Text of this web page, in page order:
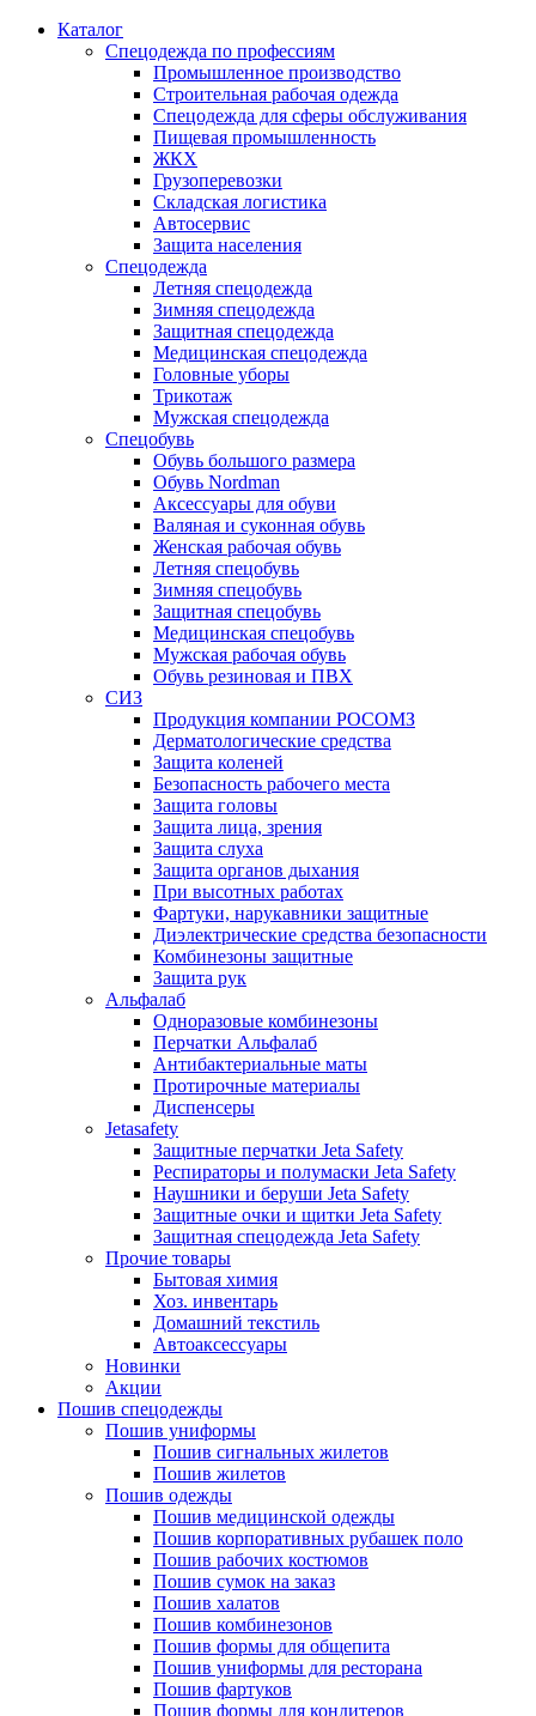
Каталог
Спецодежда по профессиям
Промышленное производство
Строительная рабочая одежда
Спецодежда для сферы обслуживания
Пищевая промышленность
ЖКХ
Грузоперевозки
Складская логистика
Автосервис
Защита населения
Спецодежда
Летняя спецодежда
Зимняя спецодежда
Защитная спецодежда
Медицинская спецодежда
Головные уборы
Трикотаж
Мужская спецодежда
Спецобувь
Обувь большого размера
Обувь Nordman
Аксессуары для обуви
Валяная и суконная обувь
Женская рабочая обувь
Летняя спецобувь
Зимняя спецобувь
Защитная спецобувь
Медицинская спецобувь
Мужская рабочая обувь
Обувь резиновая и ПВХ
СИЗ
Продукция компании РОСОМЗ
Дерматологические средства
Защита коленей
Безопасность рабочего места
Защита головы
Защита лица, зрения
Защита слуха
Защита органов дыхания
При высотных работах
Фартуки, нарукавники защитные
Диэлектрические средства безопасности
Комбинезоны защитные
Защита рук
Альфалаб
Одноразовые комбинезоны
Перчатки Альфалаб
Антибактериальные маты
Протирочные материалы
Диспенсеры
Jetasafety
Защитные перчатки Jeta Safety
Респираторы и полумаски Jeta Safety
Наушники и беруши Jeta Safety
Защитные очки и щитки Jeta Safety
Защитная спецодежда Jeta Safety
Прочие товары
Бытовая химия
Хоз. инвентарь
Домашний текстиль
Автоаксессуары
Новинки
Акции
Пошив спецодежды
Пошив униформы
Пошив сигнальных жилетов
Пошив жилетов
Пошив одежды
Пошив медицинской одежды
Пошив корпоративных рубашек поло
Пошив рабочих костюмов
Пошив сумок на заказ
Пошив халатов
Пошив комбинезонов
Пошив формы для общепита
Пошив униформы для ресторана
Пошив фартуков
Пошив формы для кондитеров